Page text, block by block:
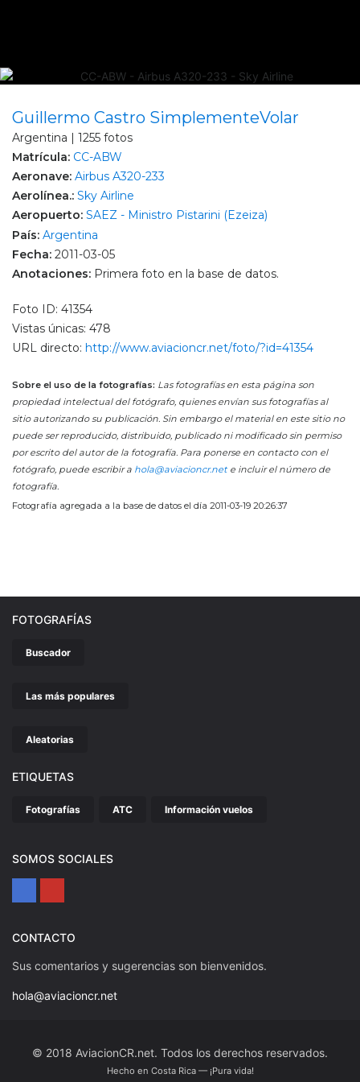
Guillermo Castro SimplementeVolar
Argentina | 1255 fotos
Matrícula: CC-ABW
Aeronave: Airbus A320-233
Aerolínea.: Sky Airline
Aeropuerto: SAEZ - Ministro Pistarini (Ezeiza)
País: Argentina
Fecha: 2011-03-05
Anotaciones: Primera foto en la base de datos.
Foto ID: 41354
Vistas únicas: 478
URL directo: http://www.aviacioncr.net/foto/?id=41354
Sobre el uso de la fotografías: Las fotografías en esta página son
propiedad intelectual del fotógrafo, quienes envían sus fotografías al
sitio autorizando su publicación. Sin embargo el material en este sitio no
puede ser reproducido, distribuido, publicado ni modificado sin permiso
por escrito del autor de la fotografía. Para ponerse en contacto con el
fotógrafo, puede escribir a hola@aviacioncr.nete incluir el número de
fotografía.
Fotografía agregada a la base de datos el día 2011-03-19 20:26:37
FOTOGRAFÍAS
Buscador
Las más populares
Aleatorias
ETIQUETAS
Fotografías ATC Información vuelos
SOMOS SOCIALES
CONTACTO
Sus comentarios y sugerencias son bienvenidos.
hola@aviacioncr.net
© 2018 AviacionCR.net. Todos los derechos reservados.
Hecho en Costa Rica — ¡Pura vida!